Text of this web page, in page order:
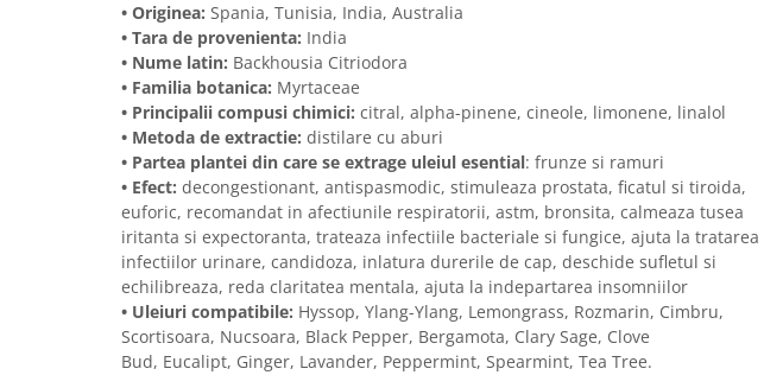
• Originea: Spania, Tunisia, India, Australia
• Tara de provenienta: India
• Nume latin: Backhousia Citriodora
• Familia botanica: Myrtaceae
• Principalii compusi chimici: citral, alpha-pinene, cineole, limonene, linalol
• Metoda de extractie: distilare cu aburi
• Partea plantei din care se extrage uleiul esential: frunze si ramuri
• Efect: decongestionant, antispasmodic, stimuleaza prostata, ficatul si tiroida,
euforic, recomandat in afectiunile respiratorii, astm, bronsita, calmeaza tusea
iritanta si expectoranta, trateaza infectiile bacteriale si fungice, ajuta la tratarea
infectiilor urinare, candidoza, inlatura durerile de cap, deschide sufletul si
echilibreaza, reda claritatea mentala, ajuta la indepartarea insomniilor
• Uleiuri compatibile: Hyssop, Ylang-Ylang, Lemongrass, Rozmarin, Cimbru,
Scortisoara, Nucsoara, Black Pepper, Bergamota, Clary Sage, Clove
Bud, Eucalipt, Ginger, Lavander, Peppermint, Spearmint, Tea Tree.